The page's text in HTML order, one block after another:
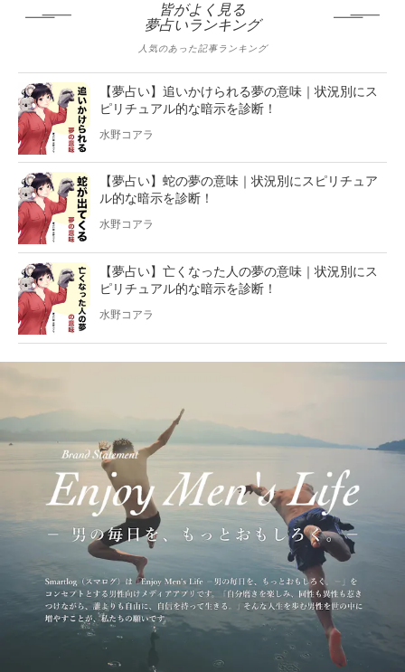
皆がよく見る
夢占いランキング
人気のあった記事ランキング
【夢占い】追いかけられる夢の意味｜状況別にス
ピリチュアル的な暗示を診断！
水野コアラ
【夢占い】蛇の夢の意味｜状況別にスピリチュア
ル的な暗示を診断！
水野コアラ
【夢占い】亡くなった人の夢の意味｜状況別にス
ピリチュアル的な暗示を診断！
水野コアラ